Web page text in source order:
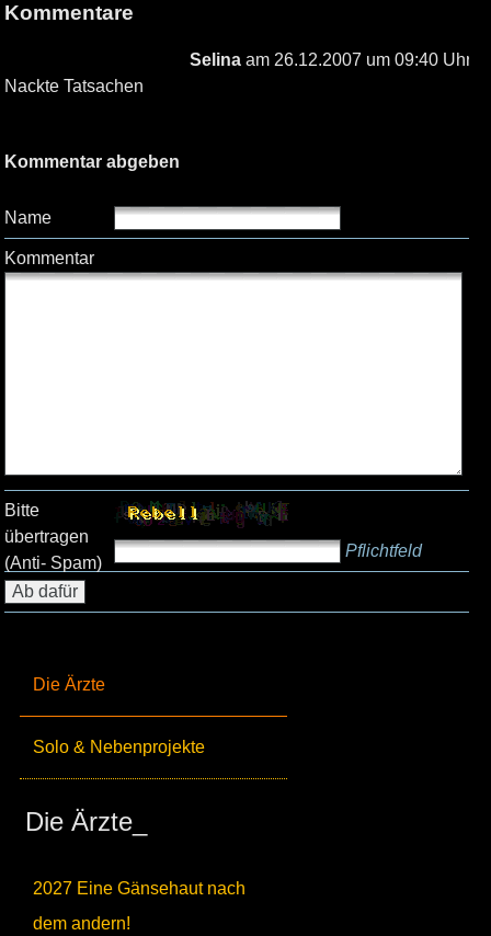
Die Ärzte
Solo & Nebenprojekte
Die Ärzte_
2027 Eine Gänsehaut nach
dem andern!
Kommentare
Selinaam 26.12.2007 um 09:40 Uhr
Nackte Tatsachen
Kommentar abgeben
Name
Kommentar
Bitte
übertragen
(Anti- Spam)
Pflichtfeld